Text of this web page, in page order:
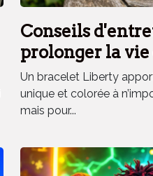
Conseils
prolonger la vie
bracelet Liberty
Un bracelet Liberty
unique et colorée à
mais pour...